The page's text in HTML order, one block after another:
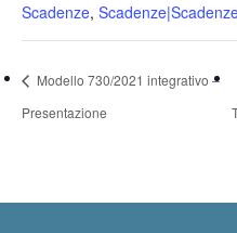
Scadenze,
Modello 730/2021 integrativo –
Presentazione